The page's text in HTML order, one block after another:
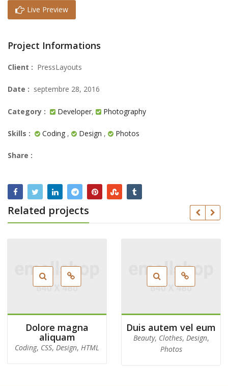
Live Preview
Project Informations
Client : PressLayouts
Date : septembre 28, 2016
Category : Developer, Photography
Skills : Coding , Design , Photos
Share :
Related projects
Dolore magna
aliquam
Coding, CSS, Design, HTML
Duis autem vel eum
Beauty, Clothes, Design,
Photos